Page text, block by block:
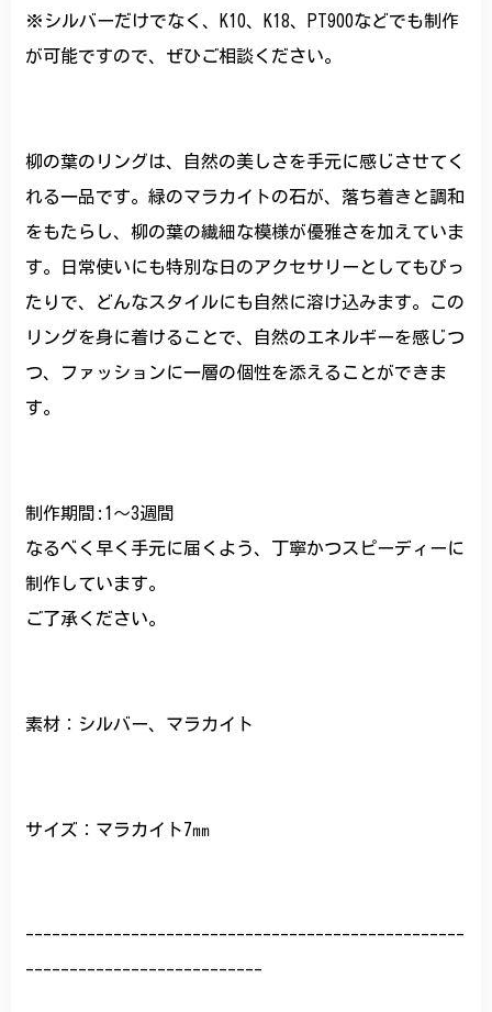
※シルバーだけでなく、K10、K18、PT900などでも制作
が可能ですので、ぜひご相談ください。
柳の葉のリングは、自然の美しさを手元に感じさせてく
れる一品です。緑のマラカイトの石が、落ち着きと調和
をもたらし、柳の葉の繊細な模様が優雅さを加えていま
す。日常使いにも特別な日のアクセサリーとしてもぴっ
たりで、どんなスタイルにも自然に溶け込みます。この
リングを身に着けることで、自然のエネルギーを感じつ
つ、ファッションに一層の個性を添えることができま
す。
制作期間:1〜3週間
なるべく早く手元に届くよう、丁寧かつスピーディーに
制作しています。
ご了承ください。
素材：シルバー、マラカイト
サイズ：マラカイト7㎜
--------------------------------------------------
---------------------------